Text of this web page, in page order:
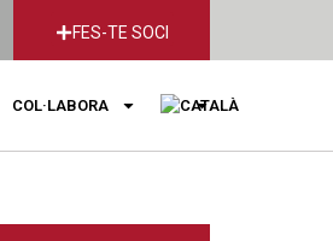
FES-TE SOCI
COL·LABORA